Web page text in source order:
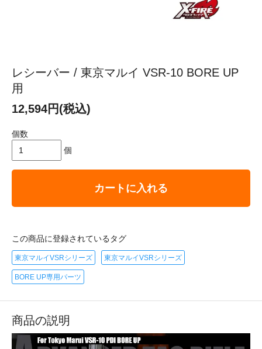
レシーバー / 東京マルイ VSR-10 BORE UP
用
12,594円(税込)
個数
個
カートに入れる
この商品に登録されているタグ
東京マルイVSRシリーズ 東京マルイVSRシリーズ
BORE UP専用パーツ
商品の説明